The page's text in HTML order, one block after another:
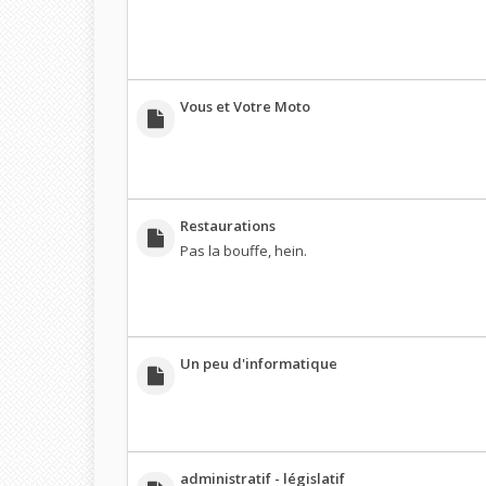
Vous et Votre Moto
Restaurations
Pas la bouffe, hein.
Un peu d'informatique
administratif - législatif